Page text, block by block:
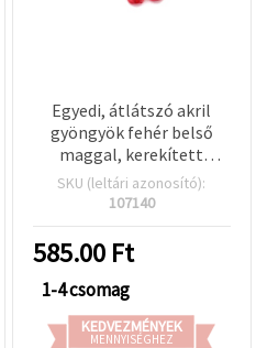
Egyedi, átlátszó akril
gyöngyök fehér belső
maggal, kerekített
négyzet alakú, piros, 10x9
mm, lyuk: 2 mm – 50 g
stílusos
ékszerkészítéshez és
kreatív DIY projektekhez
SKU (leltári azonosító):
107140
585.00 Ft
1-4 csomag
KEDVEZMÉNYEK
MENNYISÉGHEZ